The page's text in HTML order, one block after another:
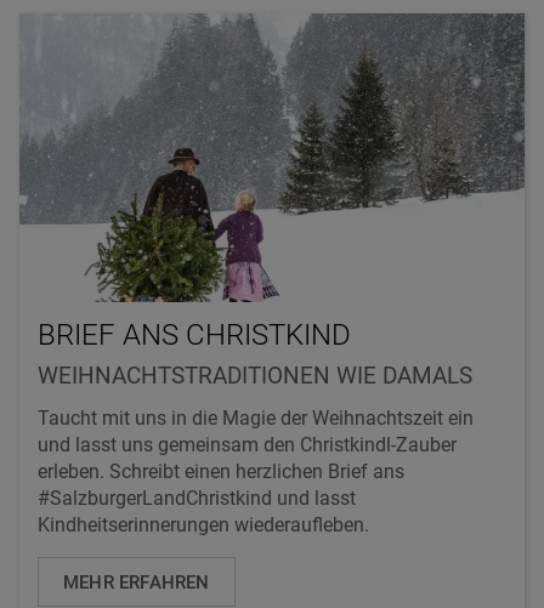
BRIEF ANS CHRISTKIND
WEIHNACHTSTRADITIONEN WIE DAMALS
Taucht mit uns in die Magie der Weihnachtszeit ein
und lasst uns gemeinsam den Christkindl-Zauber
erleben. Schreibt einen herzlichen Brief ans
#SalzburgerLandChristkind und lasst
Kindheitserinnerungen wiederaufleben.
MEHR ERFAHREN